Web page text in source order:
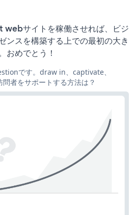
サイトを稼働させれば、ビジ
ンスを構築する上での最初の大き
おめでとう！
です。draw in、captivate、
者をサポートする方法は？